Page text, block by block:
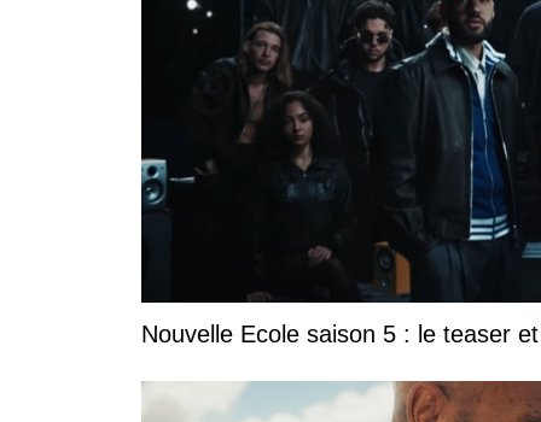
Nouvelle Ecole saison 5 : le teaser